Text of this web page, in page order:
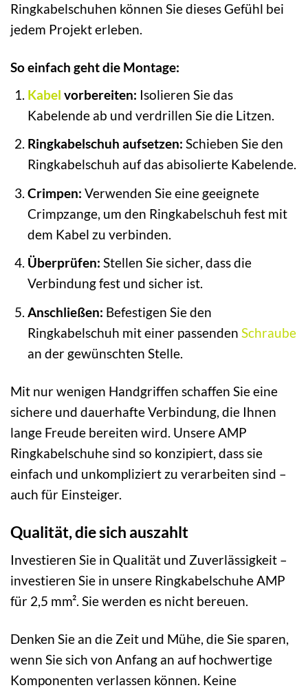
Ringkabelschuhen können Sie dieses Gefühl bei
jedem Projekt erleben.
So einfach geht die Montage:
Kabel vorbereiten: Isolieren Sie das
Kabelende ab und verdrillen Sie die Litzen.
Ringkabelschuh aufsetzen: Schieben Sie den
Ringkabelschuh auf das abisolierte Kabelende.
Crimpen: Verwenden Sie eine geeignete
Crimpzange, um den Ringkabelschuh fest mit
dem Kabel zu verbinden.
Überprüfen: Stellen Sie sicher, dass die
Verbindung fest und sicher ist.
Anschließen: Befestigen Sie den
Ringkabelschuh mit einer passenden Schraube
an der gewünschten Stelle.
Mit nur wenigen Handgriffen schaffen Sie eine
sichere und dauerhafte Verbindung, die Ihnen
lange Freude bereiten wird. Unsere AMP
Ringkabelschuhe sind so konzipiert, dass sie
einfach und unkompliziert zu verarbeiten sind –
auch für Einsteiger.
Qualität, die sich auszahlt
Investieren Sie in Qualität und Zuverlässigkeit –
investieren Sie in unsere Ringkabelschuhe AMP
für 2,5 mm². Sie werden es nicht bereuen.
Denken Sie an die Zeit und Mühe, die Sie sparen,
wenn Sie sich von Anfang an auf hochwertige
Komponenten verlassen können. Keine